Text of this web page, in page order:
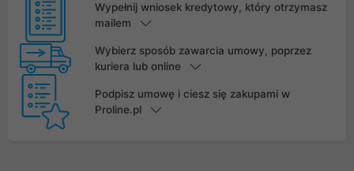
Wypełnij wniosek kredytowy, który otrzymasz
mailem
Wybierz sposób zawarcia umowy, poprzez
kuriera lub online
Podpisz umowę i ciesz się zakupami w
Proline.pl